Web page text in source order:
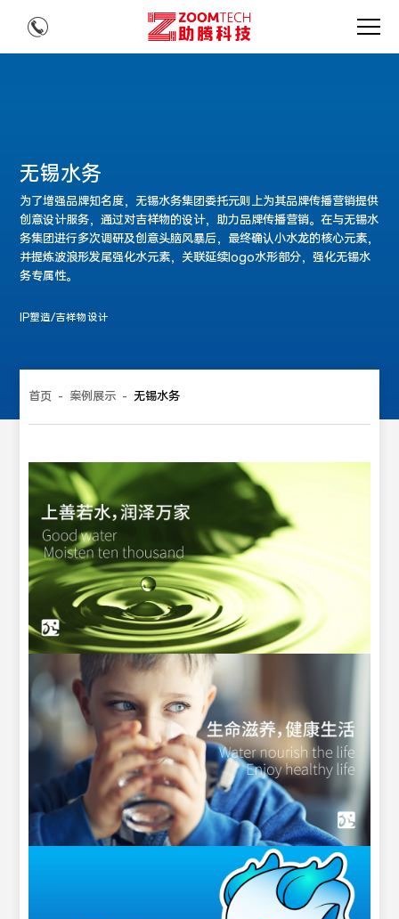
无锡水务
为了增强品牌知名度，无锡水务集团委托元则上为其品牌传播营销提供
创意设计服务，通过对吉祥物的设计，助力品牌传播营销。在与无锡水
务集团进行多次调研及创意头脑风暴后，最终确认小水龙的核心元素，
并提炼波浪形发尾强化水元素，关联延续logo水形部分，强化无锡水
务专属性。
IP塑造/吉祥物设计
首页 - 案例展示 - 无锡水务